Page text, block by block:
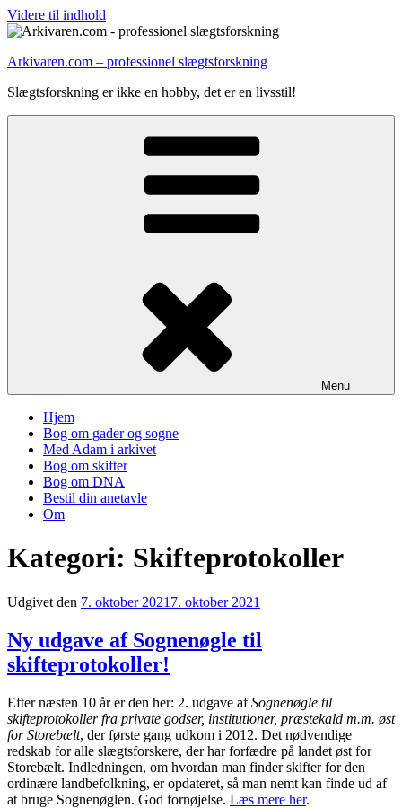
Videre til indhold
Arkivaren.com – professionel slægtsforskning
Slægtsforskning er ikke en hobby, det er en livsstil!
Menu
Hjem
Bog om gader og sogne
Med Adam i arkivet
Bog om skifter
Bog om DNA
Bestil din anetavle
Om
Kategori: Skifteprotokoller
Udgivet den 7. oktober 2021 7. oktober 2021
Ny udgave af Sognenøgle til
skifteprotokoller!
Efter næsten 10 år er den her: 2. udgave afSognenøgle til
skifteprotokoller fra private godser, institutioner, præstekald m.m. øst
for Storebælt, der første gang udkom i 2012. Det nødvendige
redskab for alle slægtsforskere, der har forfædre på landet øst for
Storebælt. Indledningen, om hvordan man finder skifter for den
ordinære landbefolkning, er opdateret, så man nemt kan finde ud af
at bruge Sognenøglen. God fornøjelse. Læs mere her.